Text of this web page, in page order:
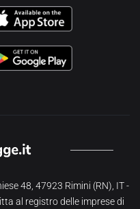
48, 47923 Rimini (RN), IT -
al registro delle imprese di